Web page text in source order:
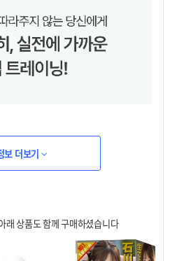
보 더보기
래 상품도 함께 구매하셨습니다